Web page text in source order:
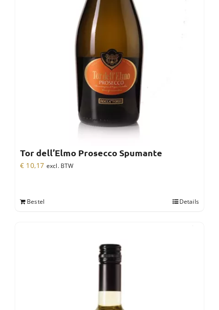
Tor dell’Elmo Prosecco Spumante
€ 10,17 excl. BTW
Bestel Details